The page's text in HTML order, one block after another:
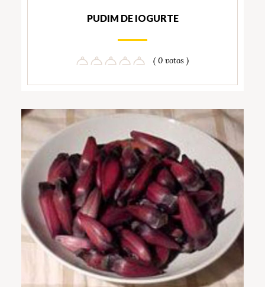
PUDIM DE IOGURTE
( 0 votos )